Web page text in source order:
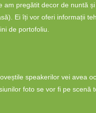
am pregătit decor de nuntă
Ei îți vor oferi informații
de portofoliu.
speakerilor vei avea
foto se vor fi pe scenă